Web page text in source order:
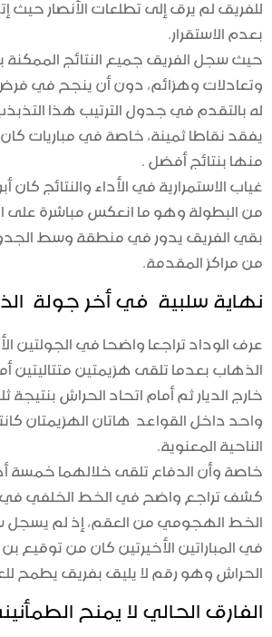
للفريق لم يرق إلى تطلعات الأنصار حيث
بعدم الاستقرار.
حيث سجل الفريق جميع النتائج الممكنة
وتعادلات وهزائم، دون أن ينجح في
له بالتقدم في جدول الترتيب هذا
يفقد نقاطا ثمينة، خاصة في مباريات كان
منها بنتائج أفضل .
غياب الاستمرارية في الأداء والنتائج كان
من البطولة وهو ما انعكس مباشرة على
بقي الفريق يدور في منطقة وسط
من مراكز المقدمة.
نهاية سلبية في أخر جولة
عرف الوداد تراجعا واضحا في الجولتين
الذهاب بعدما تلقى هزيمتين متتاليتين
خارج الديار ثم أمام اتحاد الحراش
واحد داخل القواعد هاتان الهزيمتان
الناحية المعنوية.
خاصة وأن الدفاع تلقى خلالهما خمسة
كشف تراجع واضح في الخط الخلفي في
الخط الهجومي من العقم، إذ لم
في المباراتين الأخيرتين كان من توقيع
الحراش وهو رقم لا يليق بفريق يطمح
الفارق الحالي لا يمنح